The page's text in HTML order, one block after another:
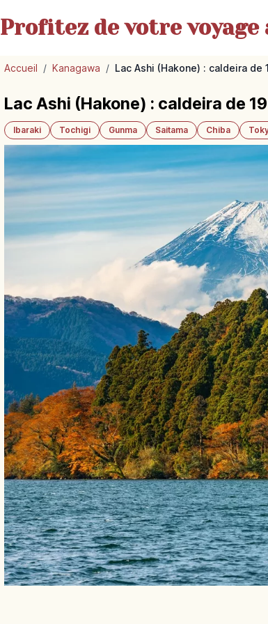
Profitez de votrevoyage
Accueil / Kanagawa / Lac Ashi (Hakone) : caldeira
Lac Ashi (Hakone) : caldeira de
Ibaraki Tochigi Gunma Saitama Chiba